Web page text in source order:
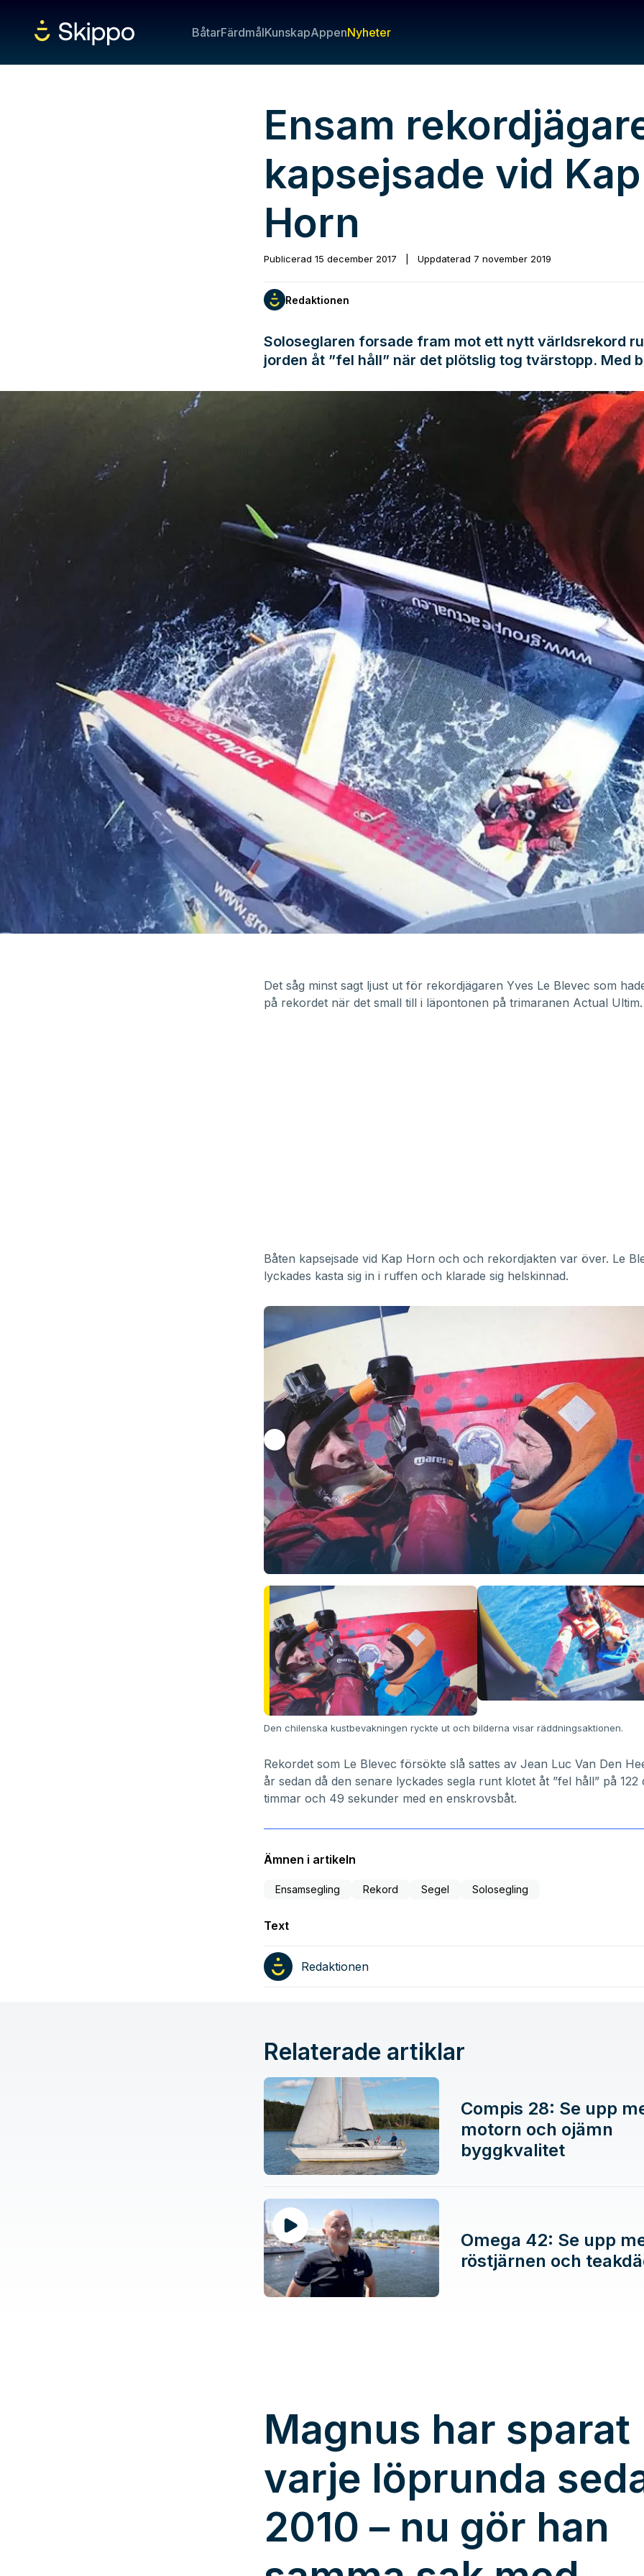
BåtarFärdmålKunskapAppenNyheter
Ensam
kapsejsade vid Kap
Horn
Publicerad 15 december 2017 Uppdaterad 7 november 2019
Redaktionen
Soloseglaren forsade fram mot ett nytt världsrekord
jorden åt ”fel håll” när det plötslig tog tvärstopp. Med
Det såg minst sagt ljust ut för rekordjägaren Yves Le Blevec som
på rekordet när det small till i läpontonen på trimaranen Actual Ultim.
Båten kapsejsade vid Kap Horn och och rekordjakten var över. Le
lyckades kasta sig in i ruffen och klarade sig helskinnad.
Den chilenska kustbevakningen ryckte ut och bilderna visar räddningsaktionen.
Rekordet som Le Blevec försökte slå sattes av Jean Luc Van Den
år sedan då den senare lyckades segla runt klotet åt ”fel håll” på 122
timmar och 49 sekunder med en enskrovsbåt.
Ämnen i artikeln
Ensamsegling Rekord Segel Solosegling
Text
Redaktionen
Relaterade artiklar
Compis 28: Se upp
motorn och ojämn
byggkvalitet
Omega 42: Se upp
röstjärnen och
Magnus har sparat
varje löprunda
2010 – nu gör han